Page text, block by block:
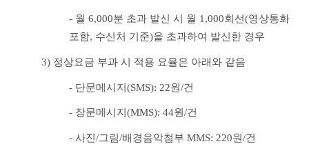
- 월 6,000분 초과 발신 시 월 1,000회선(영상통화
포함, 수신처 기준)을 초과하여 발신한 경우
3) 정상요금 부과 시 적용 요율은 아래와 같음
- 단문메시지(SMS): 22원/건
- 장문메시지(MMS): 44원/건
- 사진/그림/배경음악첨부 MMS: 220원/건